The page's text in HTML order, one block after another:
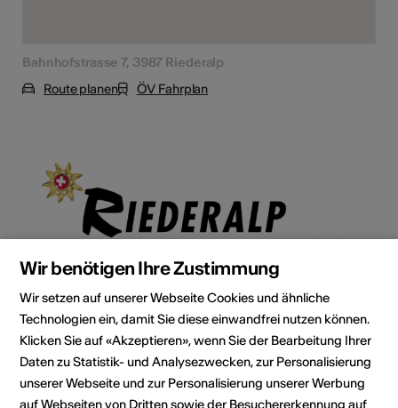
Bahnhofstrasse 7, 3987 Riederalp
Route planen
ÖV Fahrplan
Institution / Organisation
Alpmuseum Riederalp
Verein 1606
Wir benötigen Ihre Zustimmung
Wir setzen auf unserer Webseite Cookies und ähnliche
Technologien ein, damit Sie diese einwandfrei nutzen können.
Klicken Sie auf «Akzeptieren», wenn Sie der Bearbeitung Ihrer
Daten zu Statistik- und Analysezwecken, zur Personalisierung
unserer Webseite und zur Personalisierung unserer Werbung
auf Webseiten von Dritten sowie der Besuchererkennung auf